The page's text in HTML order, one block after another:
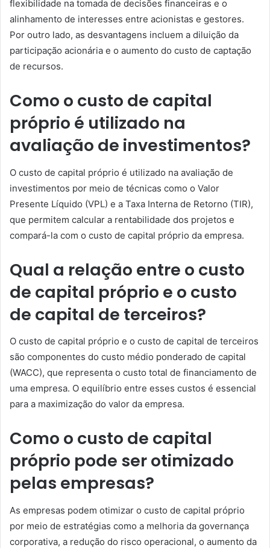
flexibilidade na tomada de decisões financeiras e o
alinhamento de interesses entre acionistas e gestores.
Por outro lado, as desvantagens incluem a diluição da
participação acionária e o aumento do custo de captação
de recursos.
Como o custo de capital
próprio é utilizado na
avaliação de investimentos?
O custo de capital próprio é utilizado na avaliação de
investimentos por meio de técnicas como o Valor
Presente Líquido (VPL) e a Taxa Interna de Retorno (TIR),
que permitem calcular a rentabilidade dos projetos e
compará-la com o custo de capital próprio da empresa.
Qual a relação entre o custo
de capital próprio e o custo
de capital de terceiros?
O custo de capital próprio e o custo de capital de terceiros
são componentes do custo médio ponderado de capital
(WACC), que representa o custo total de financiamento de
uma empresa. O equilíbrio entre esses custos é essencial
para a maximização do valor da empresa.
Como o custo de capital
próprio pode ser otimizado
pelas empresas?
As empresas podem otimizar o custo de capital próprio
por meio de estratégias como a melhoria da governança
corporativa, a redução do risco operacional, o aumento da